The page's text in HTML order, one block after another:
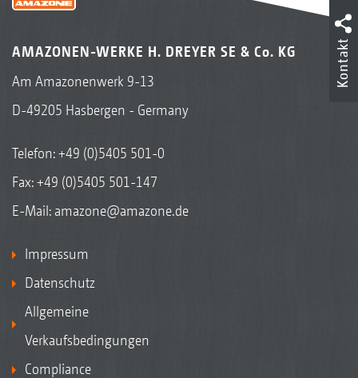
AMAZONEN-WERKE H. DREYER SE & Co. KG
Am Amazonenwerk 9-13
D-49205 Hasbergen - Germany
Telefon:+49 (0)5405 501-0
Fax: +49 (0)5405 501-147
E-Mail: amazone@amazone.de
Impressum
Datenschutz
Allgemeine
Verkaufsbedingungen
Compliance
Kontakt